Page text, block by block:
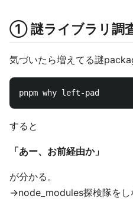
① 謎ライブラリ調
気づいたら増えてる謎
すると
「あー、お前経由か」
が分かる。
→node_modules探検隊をし